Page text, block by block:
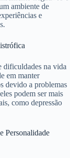
ambiente de
e
dificuldades na vida
em manter
devido a problemas
podem ser mais
como depressão
Personalidade